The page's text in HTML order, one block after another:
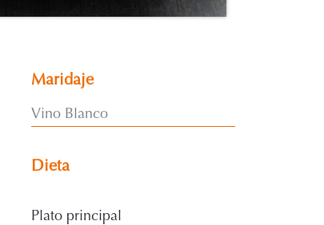
Maridaje
Vino Blanco
Dieta
Plato principal